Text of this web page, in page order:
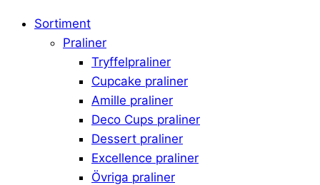
Sortiment
Praliner
Tryffelpraliner
Cupcake praliner
Amille praliner
Deco Cups praliner
Dessert praliner
Excellence praliner
Övriga praliner